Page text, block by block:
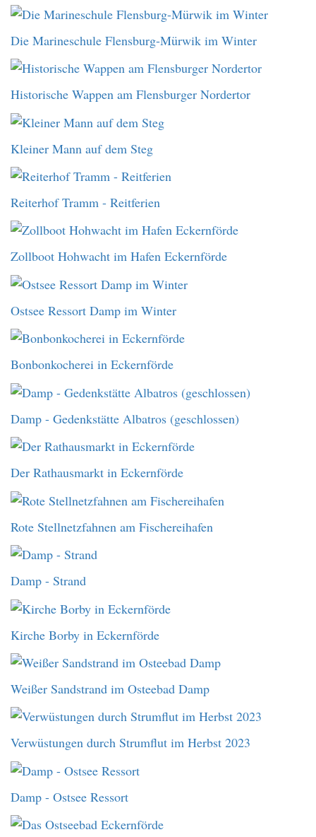
Die Marineschule Flensburg-Mürwik im Winter
Historische Wappen am Flensburger Nordertor
Kleiner Mann auf dem Steg
Reiterhof Tramm - Reitferien
Zollboot Hohwacht im Hafen Eckernförde
Ostsee Ressort Damp im Winter
Bonbonkocherei in Eckernförde
Damp - Gedenkstätte Albatros (geschlossen)
Der Rathausmarkt in Eckernförde
Rote Stellnetzfahnen am Fischereihafen
Damp - Strand
Kirche Borby in Eckernförde
Weißer Sandstrand im Osteebad Damp
Verwüstungen durch Strumflut im Herbst 2023
Damp - Ostsee Ressort